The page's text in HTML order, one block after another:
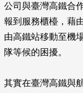
公司與臺灣高鐵合
報到服務櫃檯，藉
由高鐵站移動至機
隊等候的困擾。
其實在臺灣高鐵與